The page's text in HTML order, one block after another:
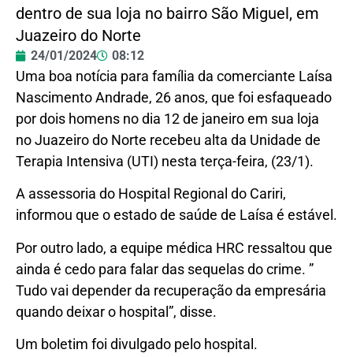
dentro de sua loja no bairro São Miguel, em
Juazeiro do Norte
24/01/2024 08:12
Uma boa notícia para família da comerciante Laísa
Nascimento Andrade, 26 anos, que foi esfaqueado
por dois homens no dia 12 de janeiro em sua loja
no Juazeiro do Norte recebeu alta da Unidade de
Terapia Intensiva (UTI) nesta terça-feira, (23/1).
A assessoria do Hospital Regional do Cariri,
informou que o estado de saúde de Laísa é estável.
Por outro lado, a equipe médica HRC ressaltou que
ainda é cedo para falar das sequelas do crime. ”
Tudo vai depender da recuperação da empresária
quando deixar o hospital”, disse.
Um boletim foi divulgado pelo hospital.